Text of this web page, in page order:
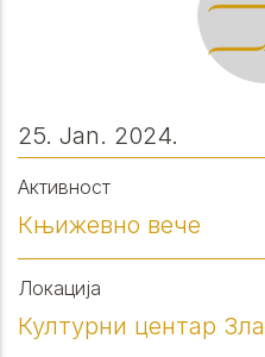
25. Jan. 2024.
Активност
Књижевно вече
Локација
Културни центар